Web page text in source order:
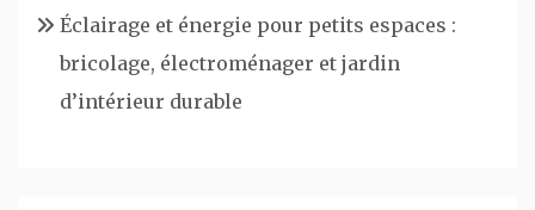
Éclairage et énergie pour petits espaces :
bricolage, électroménager et jardin
d’intérieur durable